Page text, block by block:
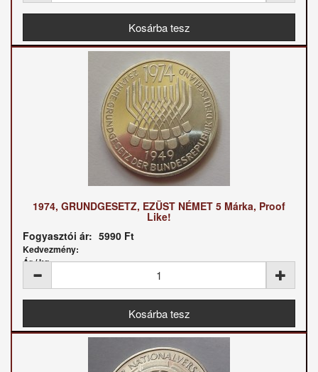
1974, GRUNDGESETZ, EZÜST NÉMET 5 Márka, Proof
Like!
Fogyasztói ár: 5990 Ft
Kedvezmény:
Ár / kg: